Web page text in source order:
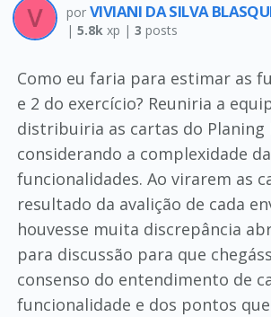
por VIVIANI DA SILVA
| 5.8kxp | 3 posts
Como eu faria para estimar as
e 2 do exercício? Reuniria a
distribuiria as cartas do Planing
considerando a complexidade
funcionalidades. Ao virarem as
resultado da avalição de cada
houvesse muita discrepância
para discussão para que
consenso do entendimento de
funcionalidade e dos pontos